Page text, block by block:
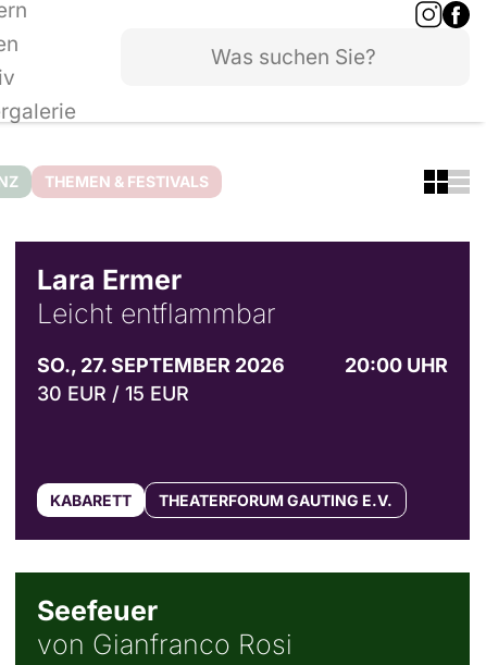
THEMEN & FESTIVALS
Lara Ermer
Leicht entflammbar
SO., 27. SEPTEMBER 2026
20:00 UHR
30 EUR / 15 EUR
KABARETT THEATERFORUM GAUTING E.V.
Seefeuer
von Gianfranco Rosi